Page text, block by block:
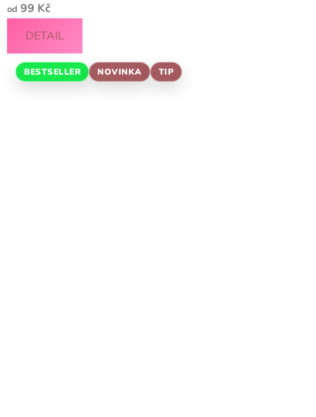
od 99 Kč
DETAIL
BESTSELLER NOVINKA TIP